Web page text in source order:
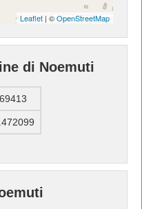
Leaflet | ©OpenStreetMap
di Noemuti